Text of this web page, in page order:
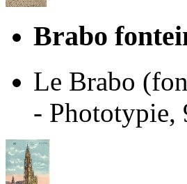
Brabo
Le Brabo
- Phototypie,